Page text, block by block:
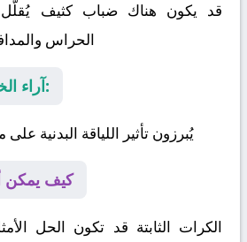
قد يكون هناك ضباب كثيف
الحراس
آراء الخبراء تحت المجهر:
يُبرزون تأثير اللياقة البدنية
كيف يمكن
الكرات الثابتة قد تكون الحل